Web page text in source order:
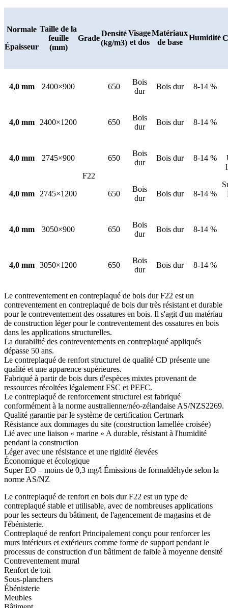
Normale
Épaisseur
Taille de la
feuille
(mm)
Grade
Densité
(kg/m3)
Visage
et dos
Matériaux
de base
Humidité
4,0 mm 2400×900
F22
650
Bois
dur
Bois dur 8-14 %
4,0 mm 2400×1200 650
Bois
dur
Bois dur 8-14 %
4,0 mm 2745×900 650
Bois
dur
Bois dur 8-14 %
4,0 mm 2745×1200 650
Bois
dur
Bois dur 8-14 %
4,0 mm 3050×900 650
Bois
dur
Bois dur 8-14 %
4,0 mm 3050×1200 650
Bois
dur
Bois dur 8-14 %
Le contreventement en contreplaqué de bois dur F22 est un
contreventement en contreplaqué de bois dur très résistant et durable
pour le contreventement des ossatures en bois. Il s'agit d'un matériau
de construction léger pour le contreventement des ossatures en bois
dans les applications structurelles.
La durabilité des contreventements en contreplaqué appliqués
dépasse 50 ans.
Le contreplaqué de renfort structurel de qualité CD présente une
qualité et une apparence supérieures.
Fabriqué à partir de bois durs d'espèces mixtes provenant de
ressources récoltées légalement FSC et PEFC.
Le contreplaqué de renforcement structurel est fabriqué
conformément à la norme australienne/néo-zélandaise AS/NZS2269.
Qualité garantie par le système de certification Certmark
Résistance aux dommages du site (construction lamellée croisée)
Lié avec une liaison « marine » A durable, résistant à l'humidité
pendant la construction
Léger avec une résistance et une rigidité élevées
Économique et écologique
Super EO – moins de 0,3 mg/l Émissions de formaldéhyde selon la
norme AS/NZ
Le contreplaqué de renfort en bois dur F22 est un type de
contreplaqué stable et utilisable, avec de nombreuses applications
pour les secteurs du bâtiment, de l'agencement de magasins et de
l'ébénisterie.
Contreplaqué de renfort Principalement conçu pour renforcer les
murs intérieurs et extérieurs comme forme de support pendant le
processus de construction d'un bâtiment de faible à moyenne densité
Contreventement mural
Renfort de toit
Sous-planchers
Ébénisterie
Meubles